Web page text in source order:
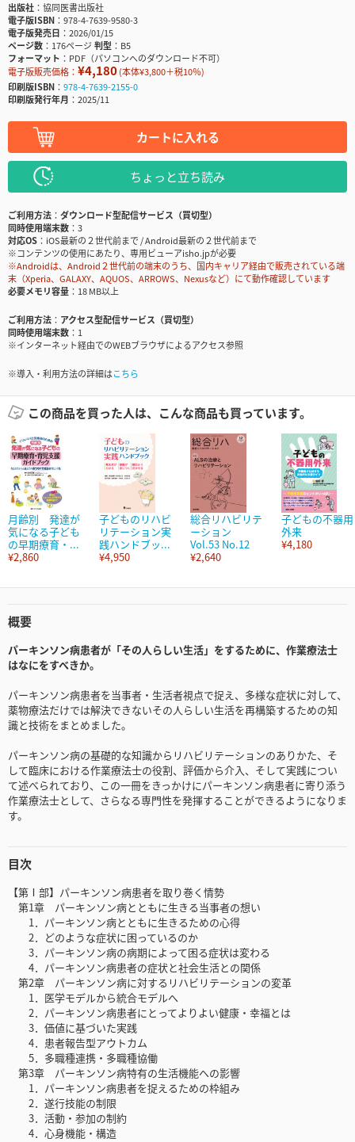
出版社
協同医書出版社
電子版ISBN
978-4-7639-9580-3
電子版発売日
2026/01/15
ページ数
176ページ判型
B5
フォーマット
PDF（パソコンへのダウンロード不可）
電子版販売価格： ¥4,180(本体¥3,800＋税10％)
印刷版ISBN
978-4-7639-2155-0
印刷版発行年月
2025/11
カートに入れる
ちょっと立ち読み
ご利用方法
ダウンロード型配信サービス（買切型）
同時使用端末数
3
対応OS
iOS最新の２世代前まで / Android最新の２世代前まで
※コンテンツの使用にあたり、専用ビューアisho.jpが必要
※Androidは、Android２世代前の端末のうち、国内キャリア経由で販売されている端
末（Xperia、GALAXY、AQUOS、ARROWS、Nexusなど）にて動作確認しています
必要メモリ容量
18 MB以上
ご利用方法
アクセス型配信サービス（買切型）
同時使用端末数
1
※インターネット経由でのWEBブラウザによるアクセス参照
※導入・利用方法の詳細はこちら
この商品を買った人は、こんな商品も買っています。
月齢別 発達が
気になる子ども
の早期療育・...
¥2,860
子どものリハビ
リテーション実
践ハンドブッ...
¥4,950
総合リハビリテ
ーション
Vol.53 No.12
¥2,640
子どもの不器用
外来
¥4,180
概要
パーキンソン病患者が「その人らしい生活」をするために、作業療法士
はなにをすべきか。
パーキンソン病患者を当事者・生活者視点で捉え、多様な症状に対して、
薬物療法だけでは解決できないその人らしい生活を再構築するための知
識と技術をまとめました。
パーキンソン病の基礎的な知識からリハビリテーションのありかた、そ
して臨床における作業療法士の役割、評価から介入、そして実践につい
て述べられており、この一冊をきっかけにパーキンソン病患者に寄り添う
作業療法士として、さらなる専門性を発揮することができるようになりま
す。
目次
【第Ⅰ部】パーキンソン病患者を取り巻く情勢
第1章 パーキンソン病とともに生きる当事者の想い
1．パーキンソン病とともに生きるための心得
2．どのような症状に困っているのか
3．パーキンソン病の病期によって困る症状は変わる
4．パーキンソン病患者の症状と社会生活との関係
第2章 パーキンソン病に対するリハビリテーションの変革
1．医学モデルから統合モデルへ
2．パーキンソン病患者にとってよりよい健康・幸福とは
3．価値に基づいた実践
4．患者報告型アウトカム
5．多職種連携・多職種協働
第3章 パーキンソン病特有の生活機能への影響
1．パーキンソン病患者を捉えるための枠組み
2．遂行技能の制限
3．活動・参加の制約
4．心身機能・構造